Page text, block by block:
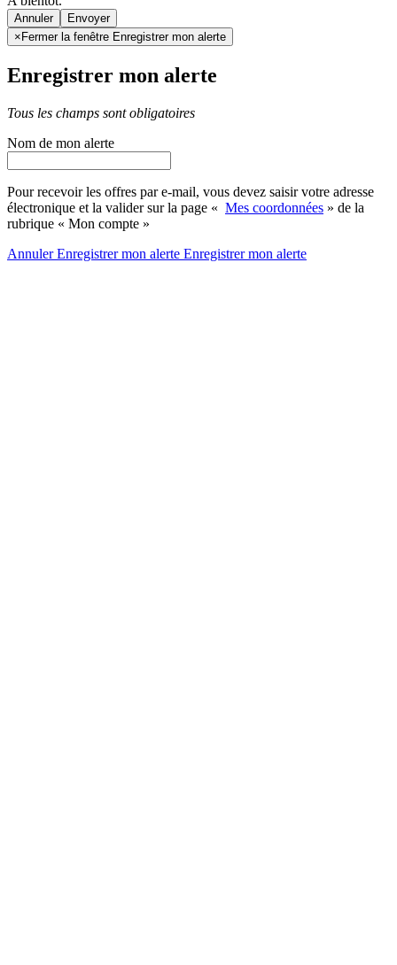
Annuler
× Fermer la fenêtre Enregistrer mon alerte
Enregistrer mon alerte
Tous les champs sont obligatoires
Nom de mon alerte
Pour recevoir les offres par e-mail, vous devez saisir votre adresse
électronique et la valider sur la page « Mes coordonnées » de la
rubrique « Mon compte »
AnnulerEnregistrer mon alerte Enregistrermon alerte